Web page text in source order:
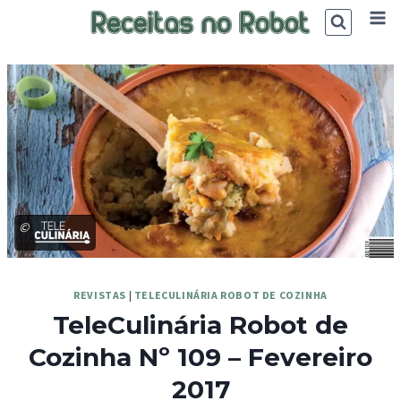
©
REVISTAS | TELECULINÁRIA ROBOT DE COZINHA
TeleCulinária Robot de
Cozinha Nº 109 – Fevereiro
2017